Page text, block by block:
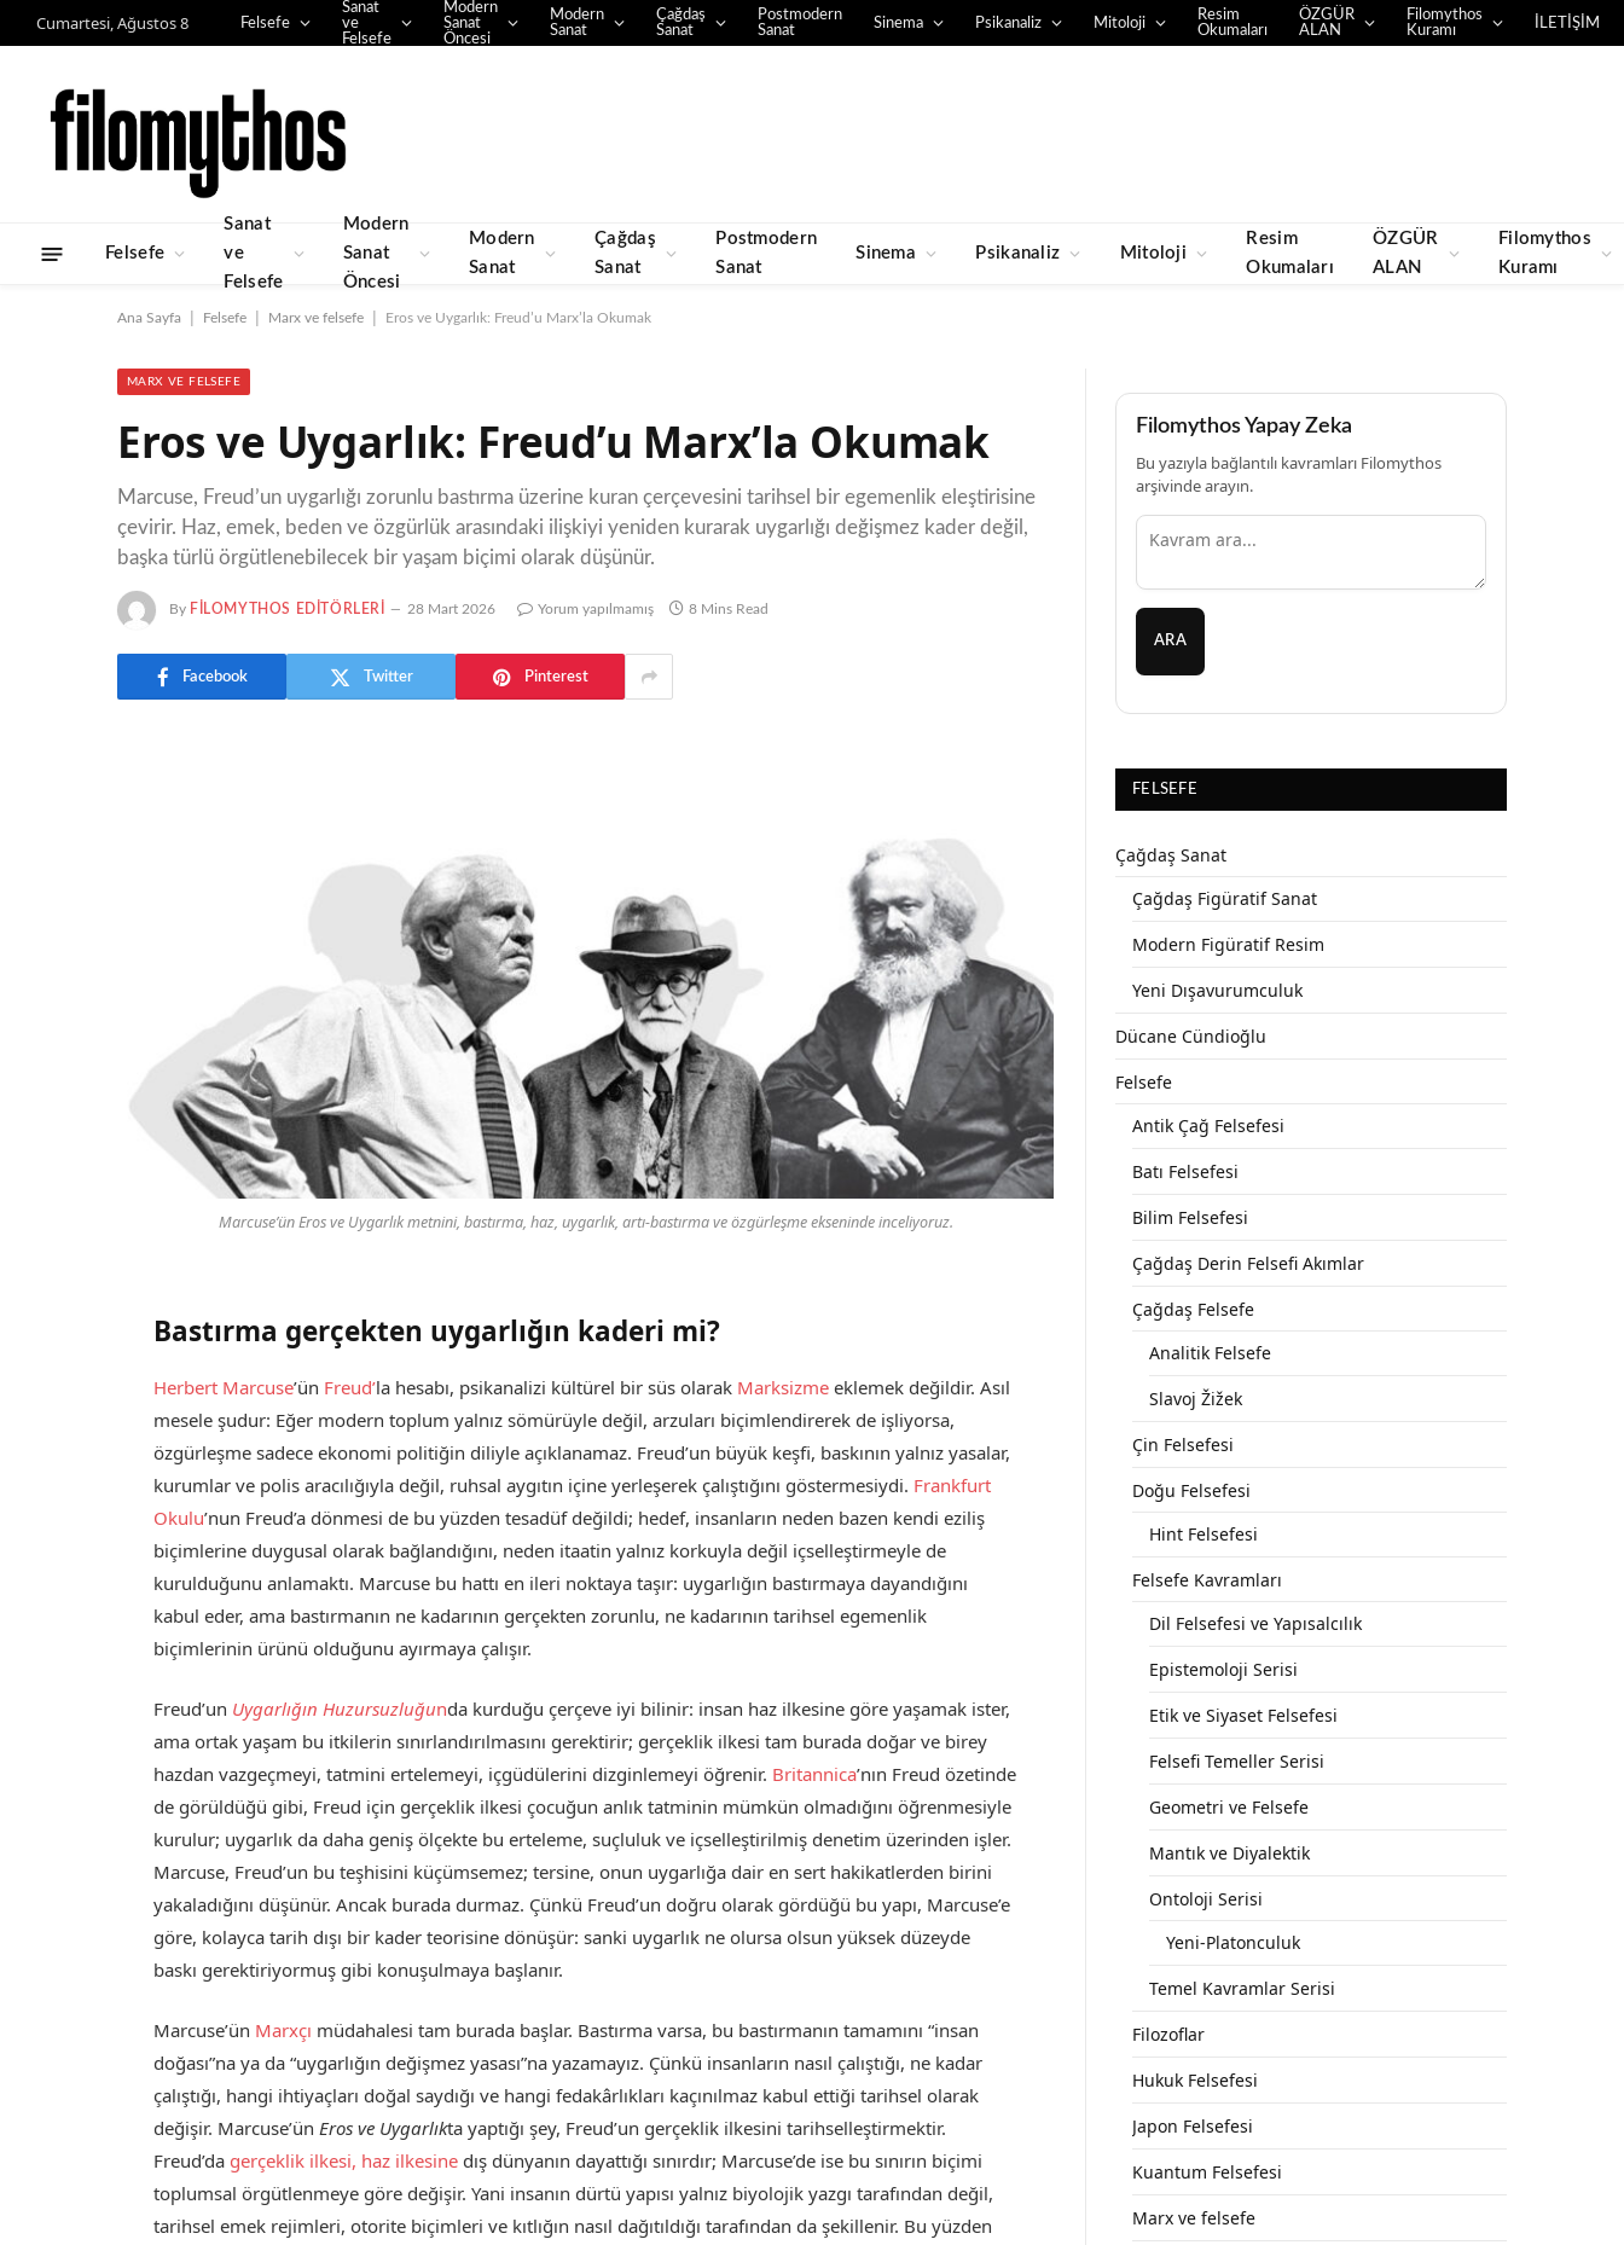
Cumartesi, Ağustos 8 Felsefe
Sanat
ve
Felsefe
Modern
Sanat
Öncesi
Modern
Sanat
Çağdaş
Sanat
Postmodern
Sanat
Sinema Psikanaliz Mitoloji
Resim
Okumaları
ÖZGÜR
ALAN
Filomythos
Kuramı
İLETİŞİM
Felsefe
Sanat
ve
Felsefe
Modern
Sanat
Öncesi
Modern
Sanat
Çağdaş
Sanat
Postmodern
Sanat
Sinema Psikanaliz Mitoloji
Resim
Okumaları
ÖZGÜR
ALAN
Filomythos
Kuramı
Ana Sayfa Felsefe Marx ve felsefe Eros ve Uygarlık: Freud’u Marx’la Okumak
MARX VE FELSEFE
Eros ve Uygarlık: Freud’u Marx’la Okumak
Marcuse, Freud’un uygarlığı zorunlu bastırma üzerine kuran çerçevesini tarihsel bir egemenlik eleştirisine
çevirir. Haz, emek, beden ve özgürlük arasındaki ilişkiyi yeniden kurarak uygarlığı değişmez kader değil,
başka türlü örgütlenebilecek bir yaşam biçimi olarak düşünür.
By FILOMYTHOS EDITÖRLERI 28 Mart 2026 Yorum yapılmamış 8 Mins Read
Facebook Twitter Pinterest
Marcuse’ün Eros ve Uygarlık metnini, bastırma, haz, uygarlık, artı-bastırma ve özgürleşme ekseninde inceliyoruz.
Bastırma gerçekten uygarlığın kaderi mi?
Herbert Marcuse’ün Freud’la hesabı, psikanalizi kültürel bir süs olarak Marksizme eklemek değildir. Asıl
mesele şudur: Eğer modern toplum yalnız sömürüyle değil, arzuları biçimlendirerek de işliyorsa,
özgürleşme sadece ekonomi politiğin diliyle açıklanamaz. Freud’un büyük keşfi, baskının yalnız yasalar,
kurumlar ve polis aracılığıyla değil, ruhsal aygıtın içine yerleşerek çalıştığını göstermesiydi. Frankfurt
Okulu’nun Freud’a dönmesi de bu yüzden tesadüf değildi; hedef, insanların neden bazen kendi eziliş
biçimlerine duygusal olarak bağlandığını, neden itaatin yalnız korkuyla değil içselleştirmeyle de
kurulduğunu anlamaktı. Marcuse bu hattı en ileri noktaya taşır: uygarlığın bastırmaya dayandığını
kabul eder, ama bastırmanın ne kadarının gerçekten zorunlu, ne kadarının tarihsel egemenlik
biçimlerinin ürünü olduğunu ayırmaya çalışır.
Freud’un Uygarlığın Huzursuzluğunda kurduğu çerçeve iyi bilinir: insan haz ilkesine göre yaşamak ister,
ama ortak yaşam bu itkilerin sınırlandırılmasını gerektirir; gerçeklik ilkesi tam burada doğar ve birey
hazdan vazgeçmeyi, tatmini ertelemeyi, içgüdülerini dizginlemeyi öğrenir. Britannica’nın Freud özetinde
de görüldüğü gibi, Freud için gerçeklik ilkesi çocuğun anlık tatminin mümkün olmadığını öğrenmesiyle
kurulur; uygarlık da daha geniş ölçekte bu erteleme, suçluluk ve içselleştirilmiş denetim üzerinden işler.
Marcuse, Freud’un bu teşhisini küçümsemez; tersine, onun uygarlığa dair en sert hakikatlerden birini
yakaladığını düşünür. Ancak burada durmaz. Çünkü Freud’un doğru olarak gördüğü bu yapı, Marcuse’e
göre, kolayca tarih dışı bir kader teorisine dönüşür: sanki uygarlık ne olursa olsun yüksek düzeyde
baskı gerektiriyormuş gibi konuşulmaya başlanır.
Marcuse’ün Marxçı müdahalesi tam burada başlar. Bastırma varsa, bu bastırmanın tamamını “insan
doğası”na ya da “uygarlığın değişmez yasası”na yazamayız. Çünkü insanların nasıl çalıştığı, ne kadar
çalıştığı, hangi ihtiyaçları doğal saydığı ve hangi fedakârlıkları kaçınılmaz kabul ettiği tarihsel olarak
değişir. Marcuse’ünEros ve Uygarlıkta yaptığı şey, Freud’un gerçeklik ilkesini tarihselleştirmektir.
Freud’da gerçeklik ilkesi, haz ilkesine dış dünyanın dayattığı sınırdır; Marcuse’de ise bu sınırın biçimi
toplumsal örgütlenmeye göre değişir. Yani insanın dürtü yapısı yalnız biyolojik yazgı tarafından değil,
tarihsel emek rejimleri, otorite biçimleri ve kıtlığın nasıl dağıtıldığı tarafından da şekillenir. Bu yüzden
Filomythos Yapay Zeka
Bu yazıyla bağlantılı kavramları Filomythos
arşivinde arayın.
ARA
FELSEFE
Çağdaş Sanat
Çağdaş Figüratif Sanat
Modern Figüratif Resim
Yeni Dışavurumculuk
Dücane Cündioğlu
Felsefe
Antik Çağ Felsefesi
Batı Felsefesi
Bilim Felsefesi
Çağdaş Derin Felsefi Akımlar
Çağdaş Felsefe
Analitik Felsefe
Slavoj Žižek
Çin Felsefesi
Doğu Felsefesi
Hint Felsefesi
Felsefe Kavramları
Dil Felsefesi ve Yapısalcılık
Epistemoloji Serisi
Etik ve Siyaset Felsefesi
Felsefi Temeller Serisi
Geometri ve Felsefe
Mantık ve Diyalektik
Ontoloji Serisi
Yeni-Platonculuk
Temel Kavramlar Serisi
Filozoflar
Hukuk Felsefesi
Japon Felsefesi
Kuantum Felsefesi
Marx ve felsefe